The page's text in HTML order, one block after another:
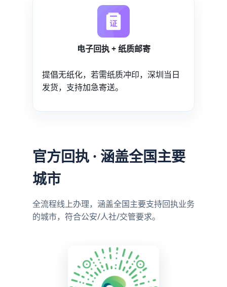
电子回执 + 纸质邮寄
提倡无纸化，若需纸质冲印，深圳当日
发货，支持加急寄送。
官方回执 · 涵盖全国主要
城市
全流程线上办理，涵盖全国主要支持回执业务
的城市，符合公安/人社/交管要求。